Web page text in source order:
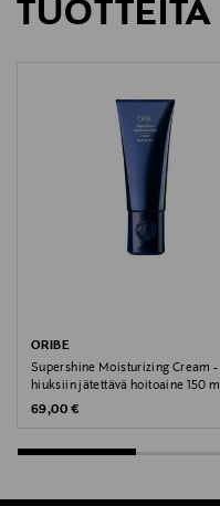
TUOTTEITA
ORIBE
Supershine Moisturizing Cream -
hiuksiin jätettävä hoitoaine 150 ml
Original Price
69,00 €